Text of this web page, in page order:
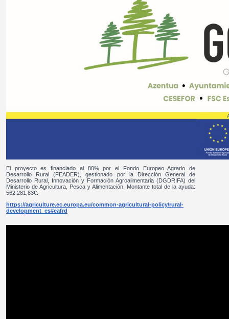
El proyecto es financiado al 80% por el Fondo Europeo Agrario de
Desarrollo Rural (FEADER), gestionado por la Dirección General de
Desarrollo Rural, Innovación y Formación Agroalimentaria (DGDRIFA) del
Ministerio de Agricultura, Pesca y Alimentación. Montante total de la ayuda:
562.281,83€.
https://agriculture.ec.europa.eu/common-agricultural-policy/rural-
development_es#eafrd